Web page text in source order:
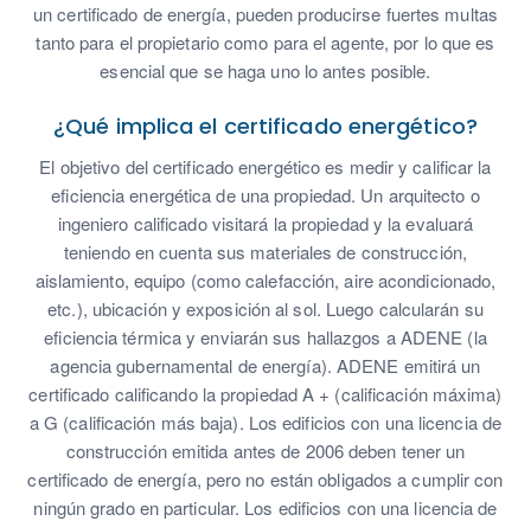
un certificado de energía, pueden producirse fuertes multas
tanto para el propietario como para el agente, por lo que es
esencial que se haga uno lo antes posible.
¿Qué implica el certificado energético?
El objetivo del certificado energético es medir y calificar la
eficiencia energética de una propiedad. Un arquitecto o
ingeniero calificado visitará la propiedad y la evaluará
teniendo en cuenta sus materiales de construcción,
aislamiento, equipo (como calefacción, aire acondicionado,
etc.), ubicación y exposición al sol. Luego calcularán su
eficiencia térmica y enviarán sus hallazgos a ADENE (la
agencia gubernamental de energía). ADENE emitirá un
certificado calificando la propiedad A + (calificación máxima)
a G (calificación más baja). Los edificios con una licencia de
construcción emitida antes de 2006 deben tener un
certificado de energía, pero no están obligados a cumplir con
ningún grado en particular. Los edificios con una licencia de